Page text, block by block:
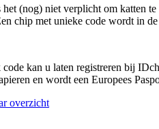
(nog) niet verplicht om katten
chip met unieke code wordt in
kan u laten registreren bij
en wordt een Europees
overzicht